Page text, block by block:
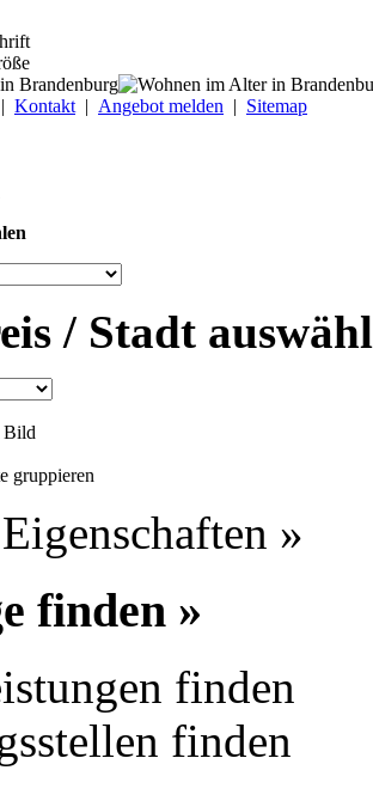
Kontakt | Angebot melden | Sitemap
/ Stadt
Bild
gruppieren
»
finden »
finden
finden